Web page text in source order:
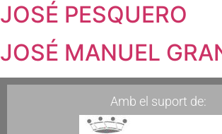
JOSÉ PESQUERO
JOSÉ MANUEL
Amb el suport de: